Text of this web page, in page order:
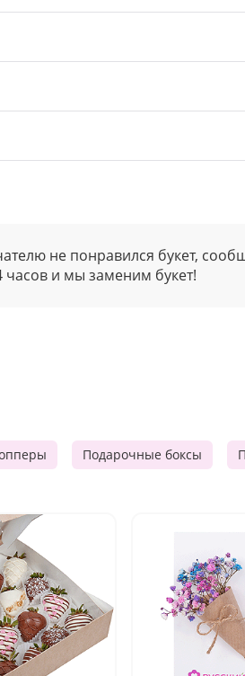
не понравился букет,
часов и мы заменим букет!
Подарочные боксы